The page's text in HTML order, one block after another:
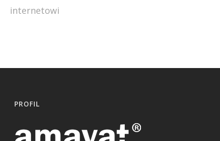
internetowi
PROFIL